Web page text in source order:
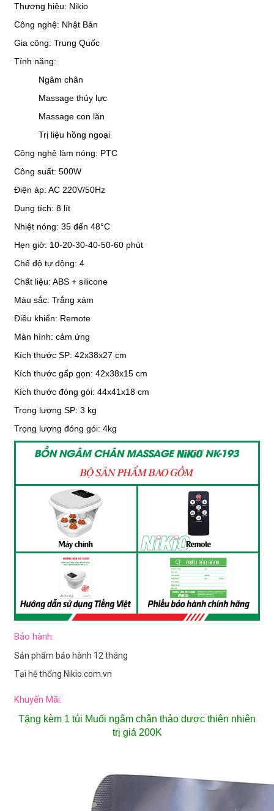
Thương hiệu: Nikio
Công nghệ: Nhật Bản
Gia công: Trung Quốc
Tính năng:
Ngâm chân
Massage thủy lực
Massage con lăn
Trị liệu hồng ngoại
Công nghệ làm nóng: PTC
Công suất: 500W
Điện áp: AC 220V/50Hz
Dung tích: 8 lít
Nhiệt nóng: 35 đến 48°C
Hẹn giờ: 10-20-30-40-50-60 phút
Chế độ tự động: 4
Chất liệu: ABS + silicone
Màu sắc: Trắng xám
Điều khiển: Remote
Màn hình: cảm ứng
Kích thước SP: 42x38x27 cm
Kích thước gấp gọn: 42x38x15 cm
Kích thước đóng gói: 44x41x18 cm
Trọng lượng SP: 3 kg
Trọng lượng đóng gói: 4kg
Bảo hành:
Sản phẩm bảo hành 12 tháng
Tại hệ thống Nikio.com.vn
Khuyến Mãi:
Tặng kèm 1 túi Muối ngâm chân thảo dược thiên nhiên
trị giá 200K